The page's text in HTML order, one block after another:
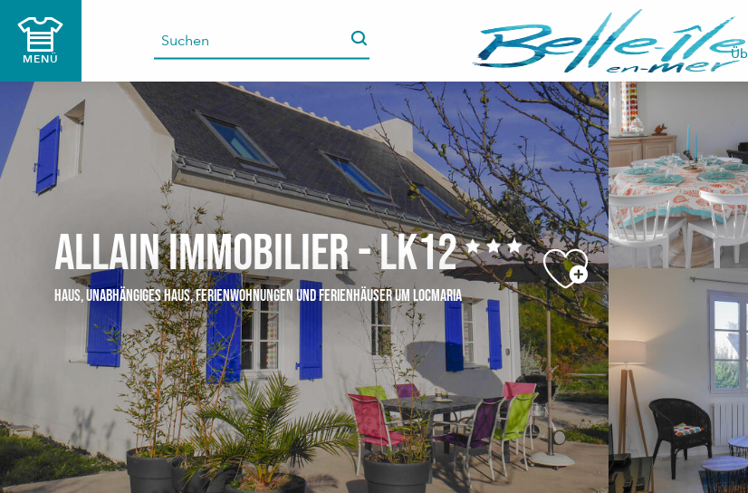
contenu
MENÜ
Allain Immobilier - LK12
HAUS,UNABHÄNGIGES HAUS,FERIENWOHNUNGEN UND FERIENHÄUSERUM LOCMARIA